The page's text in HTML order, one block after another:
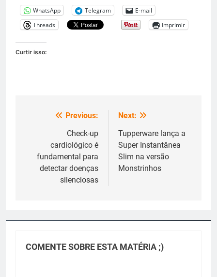
WhatsApp Telegram
E-mail
Threads
Imprimir
Curtir isso:
Navegação
Post
Previous:
Check-up
cardiológico é
fundamental para
detectar doenças
silenciosas
Next:
Tupperware lança a
Super Instantânea
Slim na versão
Monstrinhos
COMENTE SOBRE ESTA MATÉRIA ;)